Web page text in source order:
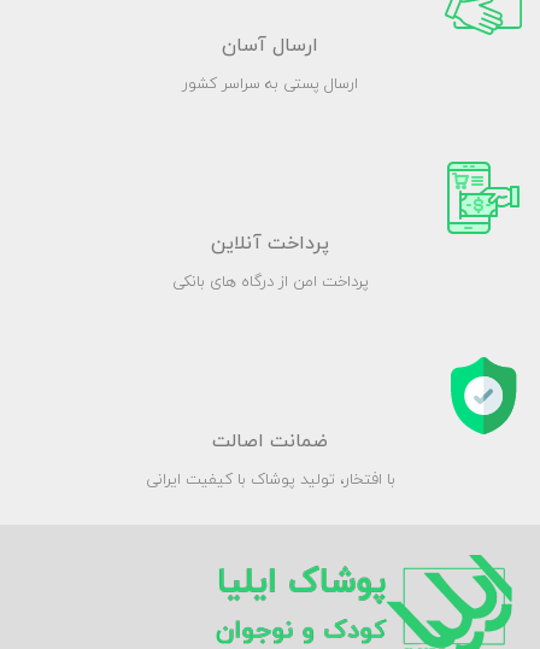
ارسال آسان
ارسال پستی به سراسر کشور
پرداخت آنلاین
پرداخت امن از درگاه های بانکی
ضمانت اصالت
با افتخار، تولید پوشاک با کیفیت ایرانی